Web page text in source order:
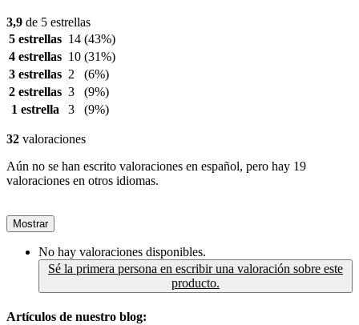
3,9 de 5 estrellas
5 estrellas 14 (43%)
4 estrellas 10 (31%)
3 estrellas 2
(6%)
2 estrellas 3
(9%)
1 estrella
3 (9%)
32 valoraciones
Aún no se han escrito valoraciones en español, pero hay 19
valoraciones en otros idiomas.
Mostrar
No hay valoraciones disponibles.
Sé la primera persona en escribir una valoración sobre este
producto.
Artículos de nuestro blog: